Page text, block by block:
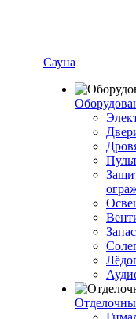
Сауна